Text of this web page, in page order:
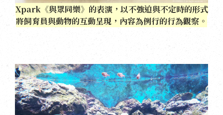
Xpark《與眾同樂》的表演，以不強迫與不定時的形式
將飼育員與動物的互動呈現，內容為例行的行為觀察。